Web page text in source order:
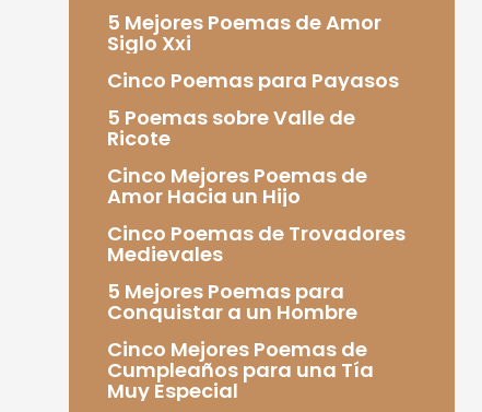
5 Mejores Poemas de Amor
Siglo Xxi
Cinco Poemas para Payasos
5 Poemas sobre Valle de
Ricote
Cinco Mejores Poemas de
Amor Hacia un Hijo
Cinco Poemas de Trovadores
Medievales
5 Mejores Poemas para
Conquistar a un Hombre
Cinco Mejores Poemas de
Cumpleaños para una Tía
Muy Especial